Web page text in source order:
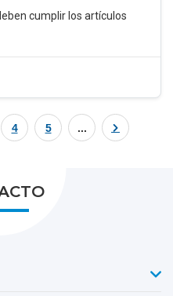
cumplir los artículos
4 5 ...